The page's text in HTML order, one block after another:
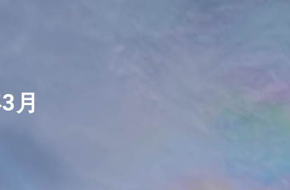
月